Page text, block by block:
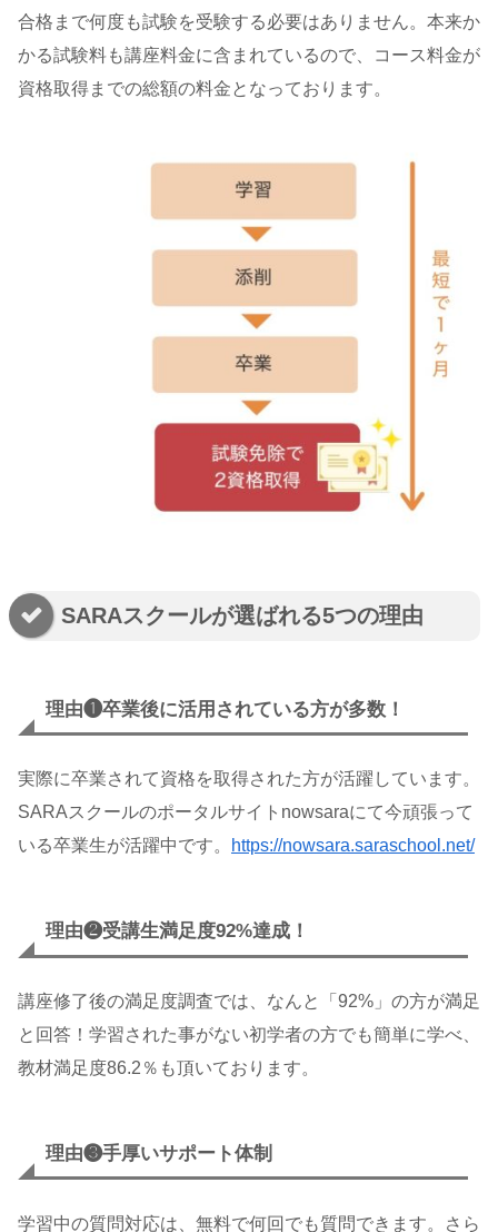
合格まで何度も試験を受験する必要はありません。本来か
かる試験料も講座料金に含まれているので、コース料金が
資格取得までの総額の料金となっております。
SARAスクールが選ばれる5つの理由
理由❶卒業後に活用されている方が多数！
実際に卒業されて資格を取得された方が活躍しています。
SARAスクールのポータルサイトnowsaraにて今頑張って
いる卒業生が活躍中です。
https://nowsara.saraschool.net/
理由❷受講生満足度92%達成！
講座修了後の満足度調査では、なんと「92%」の方が満足
と回答！学習された事がない初学者の方でも簡単に学べ、
教材満足度86.2％も頂いております。
理由❸手厚いサポート体制
学習中の質問対応は、無料で何回でも質問できます。さら